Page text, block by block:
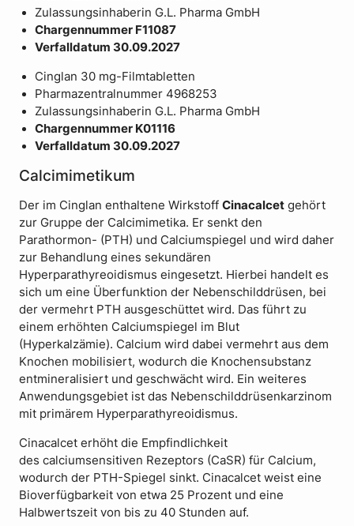
Zulassungsinhaberin G.L. Pharma GmbH
Chargennummer F11087
Verfalldatum 30.09.2027
Cinglan 30 mg-Filmtabletten
Pharmazentralnummer 4968253
Zulassungsinhaberin G.L. Pharma GmbH
Chargennummer K01116
Verfalldatum 30.09.2027
Calcimimetikum
Der im Cinglan enthaltene Wirkstoff Cinacalcet gehört
zur Gruppe der Calcimimetika. Er senkt den
Parathormon- (PTH) und Calciumspiegel und wird daher
zur Behandlung eines sekundären
Hyperparathyreoidismus eingesetzt. Hierbei handelt es
sich um eine Überfunktion der Nebenschilddrüsen, bei
der vermehrt PTH ausgeschüttet wird. Das führt zu
einem erhöhten Calciumspiegel im Blut
(Hyperkalzämie). Calcium wird dabei vermehrt aus dem
Knochen mobilisiert, wodurch die Knochensubstanz
entmineralisiert und geschwächt wird. Ein weiteres
Anwendungsgebiet ist das Nebenschilddrüsenkarzinom
mit primärem Hyperparathyreoidismus.
Cinacalcet erhöht die Empfindlichkeit
des calciumsensitiven Rezeptors (CaSR) für Calcium,
wodurch der PTH-Spiegel sinkt. Cinacalcet weist eine
Bioverfügbarkeit von etwa 25 Prozent und eine
Halbwertszeit von bis zu 40 Stunden auf.